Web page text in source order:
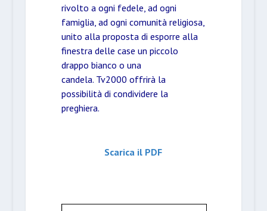
rivolto a ogni fedele, ad ogni
famiglia, ad ogni comunità religiosa,
unito alla proposta di esporre alla
finestra delle case un piccolo
drappo bianco o una
candela. Tv2000 offrirà la
possibilità di condividere la
preghiera.
Scarica il PDF